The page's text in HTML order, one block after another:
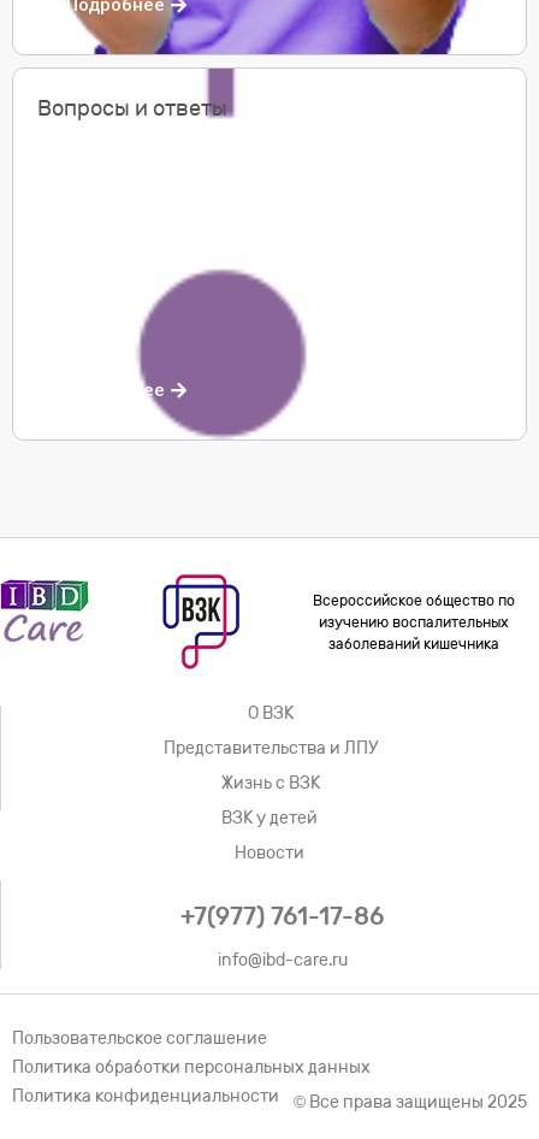
Подробнее
Вопросы и ответы
Подробнее
Всероссийское общество по
изучению воспалительных
заболеваний кишечника
О ВЗК
Представительства и ЛПУ
Жизнь с ВЗК
ВЗК у детей
Новости
+7(977) 761-17-86
info@ibd-care.ru
Пользовательское соглашение
Политика обработки персональных данных
Политика конфиденциальности
© Все права защищены 2025